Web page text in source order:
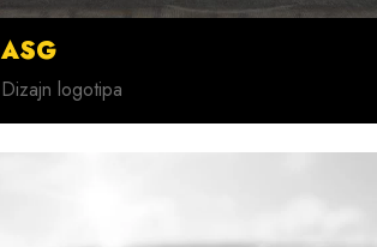
ASG
Dizajn logotipa